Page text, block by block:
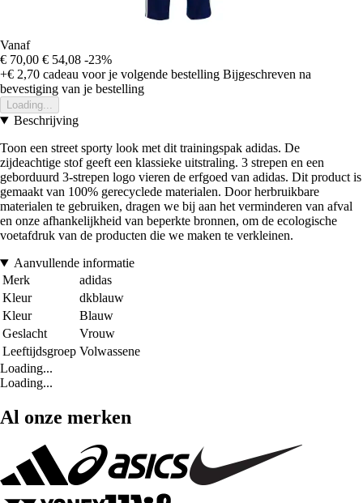
Vanaf
€ 70,00 € 54,08 -23%
+€ 2,70 cadeau voor je volgende bestelling Bijgeschreven na
bevestiging van je bestelling
Loading...
Beschrijving
Toon een street sporty look met dit trainingspak adidas. De
zijdeachtige stof geeft een klassieke uitstraling. 3 strepen en een
geborduurd 3-strepen logo vieren de erfgoed van adidas. Dit product is
gemaakt van 100% gerecyclede materialen. Door herbruikbare
materialen te gebruiken, dragen we bij aan het verminderen van afval
en onze afhankelijkheid van beperkte bronnen, om de ecologische
voetafdruk van de producten die we maken te verkleinen.
Aanvullende informatie
Merk
adidas
Kleur
dkblauw
Kleur
Blauw
Geslacht
Vrouw
Leeftijdsgroep Volwassene
Loading...
Loading...
Al onze merken